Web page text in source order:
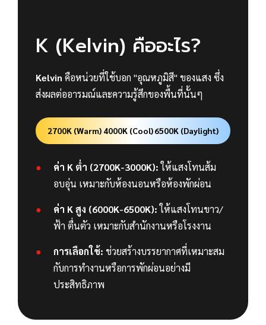
K (Kelvin) คืออะไร?
Kelvin คือหน่วยที่ใช้บอก "อุณหภูมิสี" ของแสง ซึ่ง
ส่งผลต่ออารมณ์และความรู้สึกของพื้นที่นั้นๆ
2700K (Warm) 4000K (Cool)6500K (Daylight)
ค่า K ต่ำ (2700K-3000K):ให้แสงโทนส้ม
อบอุ่น เหมาะกับห้องนอนหรือห้องพักผ่อน
ค่า K สูง (6000K-6500K):ให้แสงโทนขาว/
ฟ้า ตื่นตัว เหมาะกับสำนักงานหรือโรงงาน
การเลือกใช้: ช่วยสร้างบรรยากาศที่เหมาะสม
กับการทำงานหรือการพักผ่อนอย่างมี
ประสิทธิภาพ